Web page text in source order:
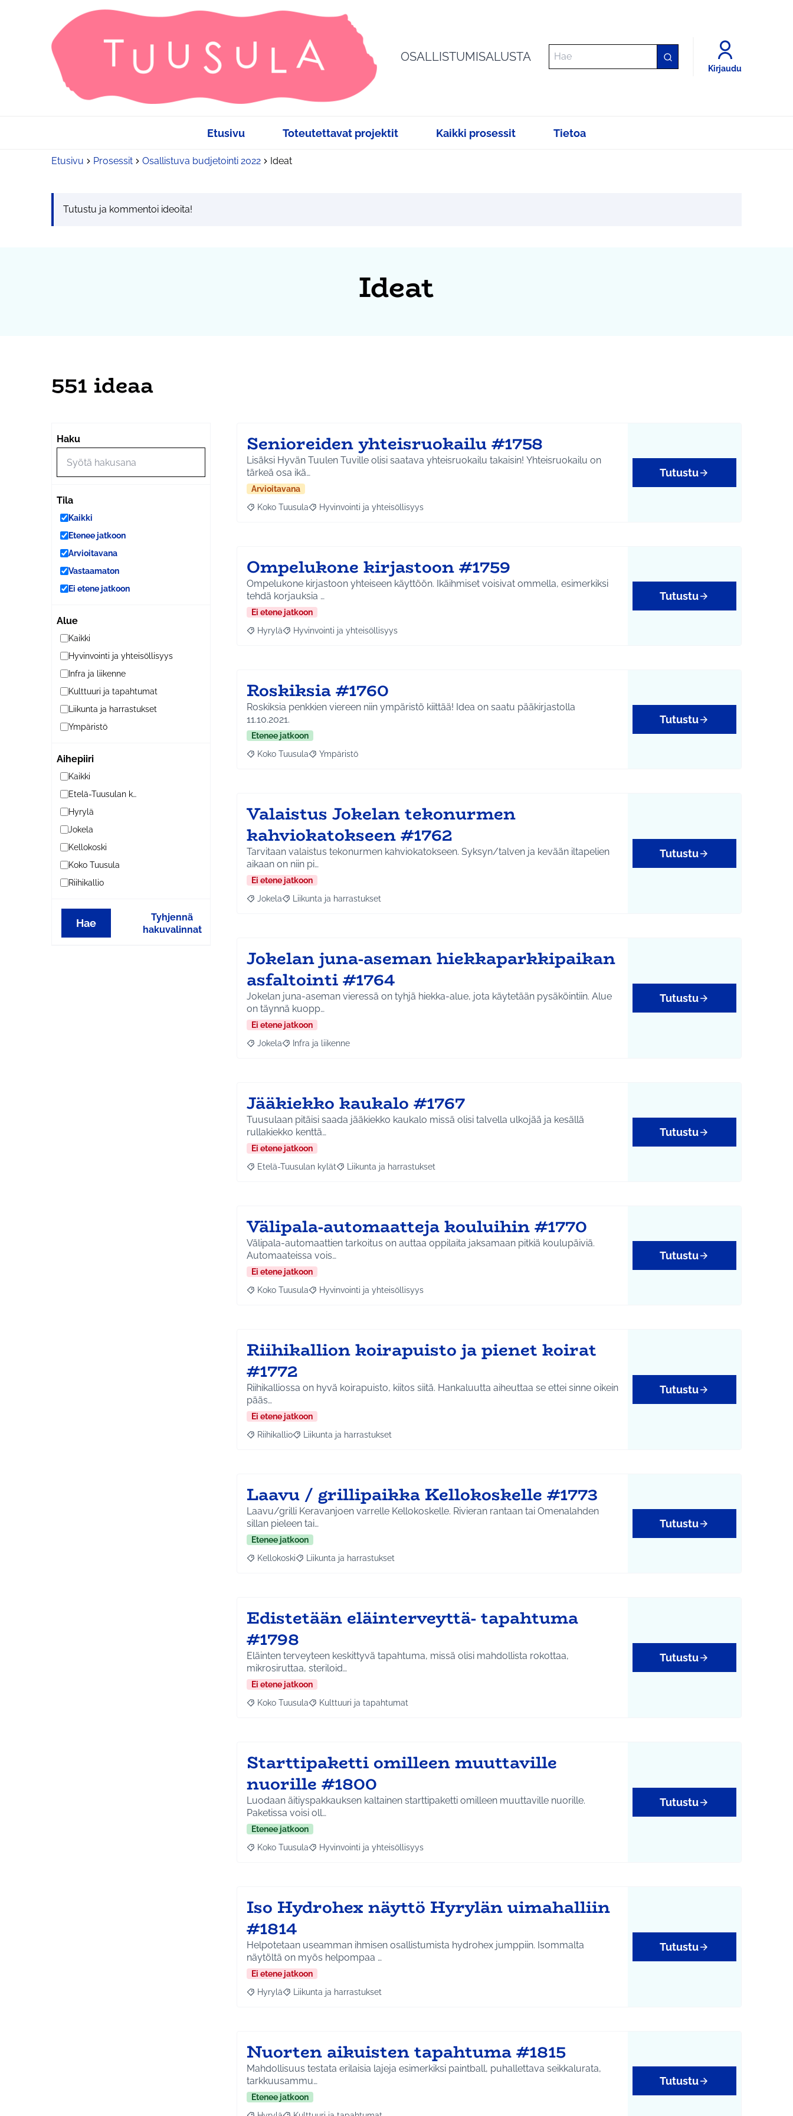
OSALLISTUMISALUSTA
Kirjaudu
Etusivu Toteutettavat projektit Kaikki prosessit Tietoa
Etusivu Prosessit Osallistuva budjetointi 2022 Ideat
Tutustu ja kommentoi ideoita!
Ideat
551 ideaa
Haku
Tila
Kaikki
Etenee jatkoon
Arvioitavana
Vastaamaton
Ei etene jatkoon
Alue
Kaikki
Hyvinvointi ja yhteisöllisyys
Infra ja liikenne
Kulttuuri ja tapahtumat
Liikunta ja harrastukset
Ympäristö
Aihepiiri
Kaikki
Etelä-Tuusulan kylät
Hyrylä
Jokela
Kellokoski
Koko Tuusula
Riihikallio
Hae
Tyhjennä
hakuvalinnat
Senioreiden yhteisruokailu #1758
Lisäksi Hyvän Tuulen Tuville olisi saatava yhteisruokailu takaisin! Yhteisruokailu on
tärkeä osa ikä…
Arvioitavana
Rajaa tulokset aihepiirin mukaan: Koko Tuusula
Koko Tuusula Rajaa tulokset teeman mukaan: Hyvinvointi ja yhteisöllisyys
Hyvinvointi ja yhteisöllisyys
Tutustu
Ompelukone kirjastoon #1759
Ompelukone kirjastoon yhteiseen käyttöön. Ikäihmiset voisivat ommella, esimerkiksi
tehdä korjauksia …
Ei etene jatkoon
Rajaa tulokset aihepiirin mukaan: Hyrylä
Hyrylä Rajaa tulokset teeman mukaan: Hyvinvointi ja yhteisöllisyys
Hyvinvointi ja yhteisöllisyys
Tutustu
Roskiksia #1760
Roskiksia penkkien viereen niin ympäristö kiittää! Idea on saatu pääkirjastolla
11.10.2021.
Etenee jatkoon
Rajaa tulokset aihepiirin mukaan: Koko Tuusula
Koko Tuusula Rajaa tulokset teeman mukaan: Ympäristö
Ympäristö
Tutustu
Valaistus Jokelan tekonurmen
kahviokatokseen #1762
Tarvitaan valaistus tekonurmen kahviokatokseen. Syksyn/talven ja kevään iltapelien
aikaan on niin pi…
Ei etene jatkoon
Rajaa tulokset aihepiirin mukaan: Jokela
Jokela Rajaa tulokset teeman mukaan: Liikunta ja harrastukset
Liikunta ja harrastukset
Tutustu
Jokelan juna-aseman hiekkaparkkipaikan
asfaltointi #1764
Jokelan juna-aseman vieressä on tyhjä hiekka-alue, jota käytetään pysäköintiin. Alue
on täynnä kuopp…
Ei etene jatkoon
Rajaa tulokset aihepiirin mukaan: Jokela
Jokela Rajaa tulokset teeman mukaan: Infra ja liikenne
Infra ja liikenne
Tutustu
Jääkiekko kaukalo #1767
Tuusulaan pitäisi saada jääkiekko kaukalo missä olisi talvella ulkojää ja kesällä
rullakiekko kenttä…
Ei etene jatkoon
Rajaa tulokset aihepiirin mukaan: Etelä-Tuusulan kylät
Etelä-Tuusulan kylät Rajaa tulokset teeman mukaan: Liikunta ja harrastukset
Liikunta ja harrastukset
Tutustu
Välipala-automaatteja kouluihin #1770
Välipala-automaattien tarkoitus on auttaa oppilaita jaksamaan pitkiä koulupäiviä.
Automaateissa vois…
Ei etene jatkoon
Rajaa tulokset aihepiirin mukaan: Koko Tuusula
Koko Tuusula Rajaa tulokset teeman mukaan: Hyvinvointi ja yhteisöllisyys
Hyvinvointi ja yhteisöllisyys
Tutustu
Riihikallion koirapuisto ja pienet koirat
#1772
Riihikalliossa on hyvä koirapuisto, kiitos siitä. Hankaluutta aiheuttaa se ettei sinne oikein
pääs…
Ei etene jatkoon
Rajaa tulokset aihepiirin mukaan: Riihikallio
Riihikallio Rajaa tulokset teeman mukaan: Liikunta ja harrastukset
Liikunta ja harrastukset
Tutustu
Laavu / grillipaikka Kellokoskelle #1773
Laavu/grilli Keravanjoen varrelle Kellokoskelle. Rivieran rantaan tai Omenalahden
sillan pieleen tai…
Etenee jatkoon
Rajaa tulokset aihepiirin mukaan: Kellokoski
Kellokoski Rajaa tulokset teeman mukaan: Liikunta ja harrastukset
Liikunta ja harrastukset
Tutustu
Edistetään eläinterveyttä- tapahtuma
#1798
Eläinten terveyteen keskittyvä tapahtuma, missä olisi mahdollista rokottaa,
mikrosiruttaa, steriloid…
Ei etene jatkoon
Rajaa tulokset aihepiirin mukaan: Koko Tuusula
Koko Tuusula Rajaa tulokset teeman mukaan: Kulttuuri ja tapahtumat
Kulttuuri ja tapahtumat
Tutustu
Starttipaketti omilleen muuttaville
nuorille #1800
Luodaan äitiyspakkauksen kaltainen starttipaketti omilleen muuttaville nuorille.
Paketissa voisi oll…
Etenee jatkoon
Rajaa tulokset aihepiirin mukaan: Koko Tuusula
Koko Tuusula Rajaa tulokset teeman mukaan: Hyvinvointi ja yhteisöllisyys
Hyvinvointi ja yhteisöllisyys
Tutustu
Iso Hydrohex näyttö Hyrylän uimahalliin
#1814
Helpotetaan useamman ihmisen osallistumista hydrohex jumppiin. Isommalta
näytöltä on myös helpompaa …
Ei etene jatkoon
Rajaa tulokset aihepiirin mukaan: Hyrylä
Hyrylä Rajaa tulokset teeman mukaan: Liikunta ja harrastukset
Liikunta ja harrastukset
Tutustu
Nuorten aikuisten tapahtuma #1815
Mahdollisuus testata erilaisia lajeja esimerkiksi paintball, puhallettava seikkalurata,
tarkkuusammu…
Etenee jatkoon
Tutustu